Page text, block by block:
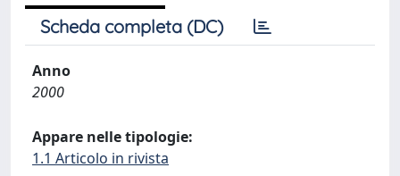
Scheda completa (DC)
Anno
2000
Appare nelle tipologie:
1.1 Articolo in rivista